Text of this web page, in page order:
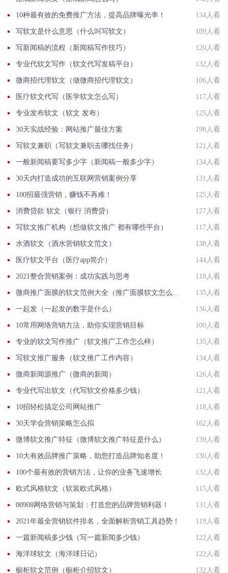
10种最有效的免费推广方法，提高品牌曝光率！ 134人看
写软文是什么意思（什么叫写软文） 109人看
写新闻稿的流程（新闻稿写作技巧） 120人看
专业代软文写作（软文代写发稿平台） 132人看
微商招代理软文（做微商招代理软文） 106人看
医疗软文代写（医学软文怎么写） 117人看
专业发布软文（软文 发布） 125人看
30天实战经验：网站推广最佳方案 198人看
写软文兼职（写软文兼职去哪找任务） 121人看
一般新闻稿要写多少字（新闻稿一般多少字） 134人看
30天内打造成功的互联网营销案例分享 131人看
100招最强营销，赚钱不再难！ 125人看
消费贷款 软文（银行 消费贷） 127人看
写软文推广机构（想做软文推广 都有哪些平台） 117人看
水酒软文（酒水营销软文范文） 138人看
医疗软文平台（医疗app简介） 144人看
2021整合营销案例：成功实践与思考 118人看
微商推广面膜的软文范例大全（推广面膜软文怎么写） 135人看
一起发（一起发的数字是什么） 136人看
10常用网络营销方法，助你实现营销目标 100人看
专业的软文写作推广（软文推广工作怎么样） 135人看
写软文推广服务（软文推广工作内容） 134人看
微商新闻源推广（微商的新闻） 126人看
专业代写出软文（代写软文价格多少钱） 121人看
10招轻松搞定公司网站推广 118人看
30天学会营销策略怎么拟 162人看
微博软文推广特征（微博软文推广特征是什么） 139人看
10大有效品牌推广策略，助您打造品牌知名度！ 130人看
100个最有效的营销方法，让你的业务飞速增长 132人看
欧式风格软文（软装欧式风格） 115人看
00908网络营销与策划：打造您的品牌营销利器！ 131人看
2021年最全营销软件排名，全面解析营销工具趋势！ 119人看
一篇新闻稿多少钱（写一篇新闻多少钱） 122人看
海洋球软文（海洋球日记） 122人看
橱柜软文范例（橱柜介绍软文） 132人看